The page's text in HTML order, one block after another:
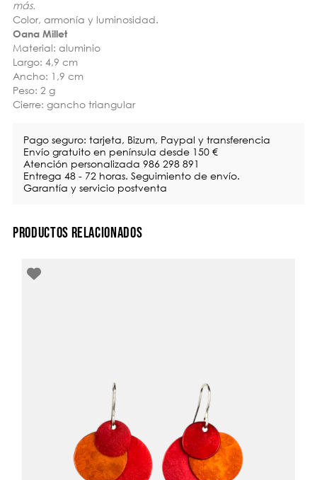
más.
Color, armonía y luminosidad.
Oana Millet
Material: aluminio
Largo: 4,9 cm
Ancho: 1,9 cm
Peso: 2 g
Cierre: gancho triangular
Pago seguro: tarjeta, Bizum, Paypal y transferencia
Envío gratuito en península desde 150 €
Atención personalizada 986 298 891
Entrega 48 - 72 horas. Seguimiento de envío.
Garantía y servicio postventa
PRODUCTOS RELACIONADOS